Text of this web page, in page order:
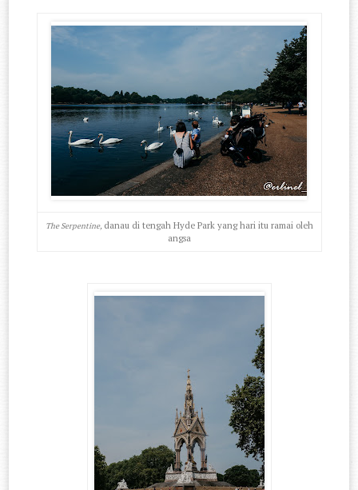
The Serpentine, danau di tengah Hyde Park yang hari itu ramai oleh
angsa